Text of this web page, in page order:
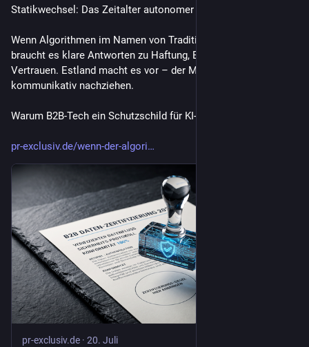
Statikwechsel: Das Zeitalter autonomer KI-Agenten.
Wenn Algorithmen im Namen von Traditionsmarken agieren,
braucht es klare Antworten zu Haftung, Befugnissen und
Vertrauen. Estland macht es vor – der Mittelstand muss
kommunikativ nachziehen.
Warum B2B-Tech ein Schutzschild für KI-Governance braucht:
pr-exclusiv.de/wenn-der-algori
pr-exclusiv.de · 20. Juli